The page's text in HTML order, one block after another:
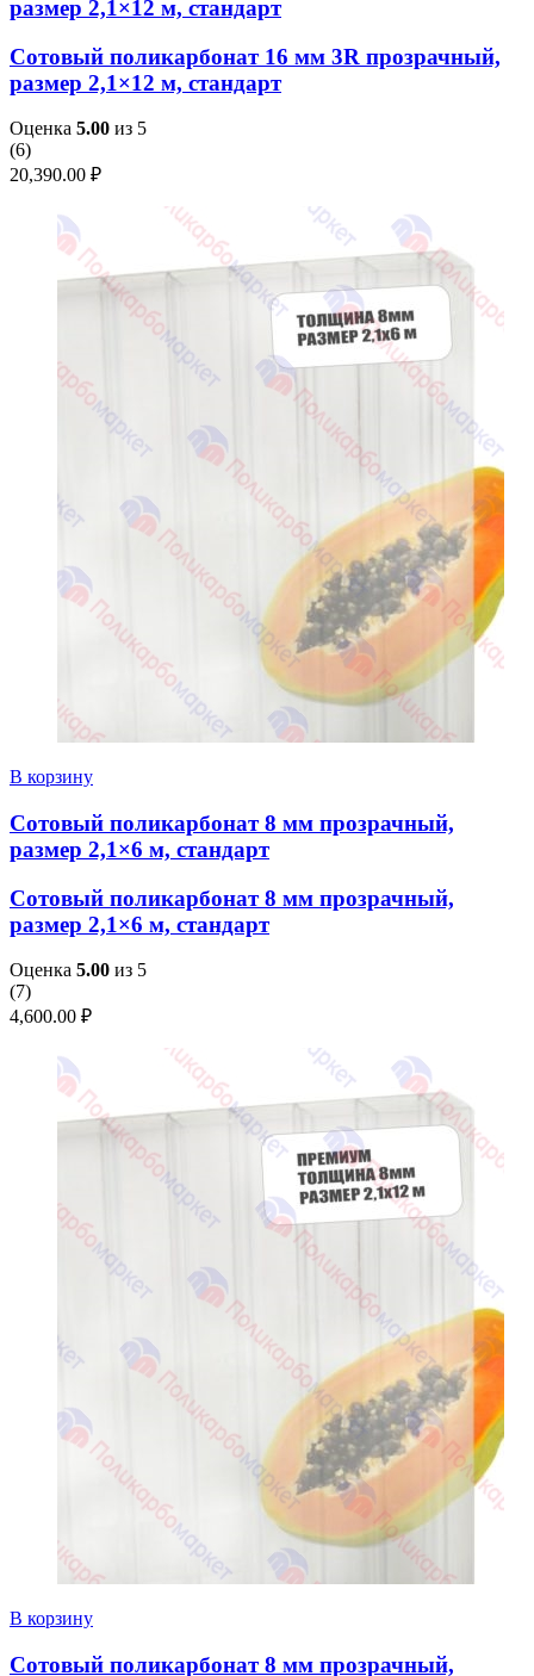
размер 2,1×12 м, стандарт
Сотовый поликарбонат 16 мм 3R прозрачный,
размер 2,1×12 м, стандарт
Оценка 5.00 из 5
(6)
20,390.00 ₽
В корзину
Сотовый поликарбонат 8 мм прозрачный,
размер 2,1×6 м, стандарт
Сотовый поликарбонат 8 мм прозрачный,
размер 2,1×6 м, стандарт
Оценка 5.00 из 5
(7)
4,600.00 ₽
В корзину
Сотовый поликарбонат 8 мм прозрачный,